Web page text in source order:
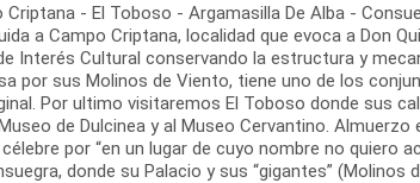
- El Toboso - Argamasilla De Alba -
a Campo Criptana, localidad que evoca a Don
Interés Cultural conservando la estructura y
por sus Molinos de Viento, tiene uno de los
Por ultimo visitaremos El Toboso donde sus
de Dulcinea y al Museo Cervantino.
por “en un lugar de cuyo nombre no quiero
donde su Palacio y sus “gigantes”